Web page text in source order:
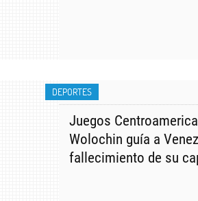
DEPORTES
Juegos
Wolochin guía a
fallecimiento de su